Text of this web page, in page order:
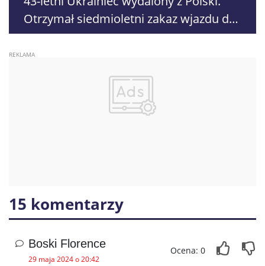
Otrzymał siedmioletni zakaz wjazdu do
strefy Schengen
15 komentarzy
Boski Florence
29 maja 2024 o 20:42
Ocena: 0